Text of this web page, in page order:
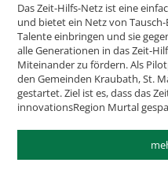
Das Zeit-Hilfs-Netz ist eine
und bietet ein Netz von
Talente einbringen und sie
alle Generationen in das Zeit-
Miteinander zu fördern. Als
den Gemeinden Kraubath, St.
gestartet. Ziel ist es, dass das
innovationsRegion Murtal